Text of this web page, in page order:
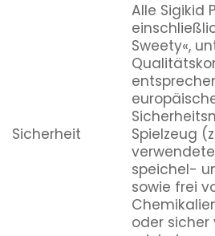
Sicherheit
Alle Sigikid
Sweety«,
Spielzeug
speichel-
sowie frei
oder sicher